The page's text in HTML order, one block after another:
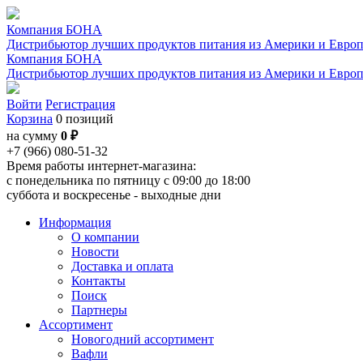
Компания БОНА
Дистрибьютор лучших продуктов питания из Америки и
Компания БОНА
Дистрибьютор лучших продуктов питания из Америки и
Войти Регистрация
Корзина 0 позиций
на сумму 0 ₽
+7 (966) 080-51-32
Время работы интернет-магазина:
с понедельника по пятницу с 09:00 до 18:00
суббота и воскресенье - выходные дни
Информация
О компании
Новости
Доставка и оплата
Контакты
Поиск
Партнеры
Ассортимент
Новогодний ассортимент
Вафли